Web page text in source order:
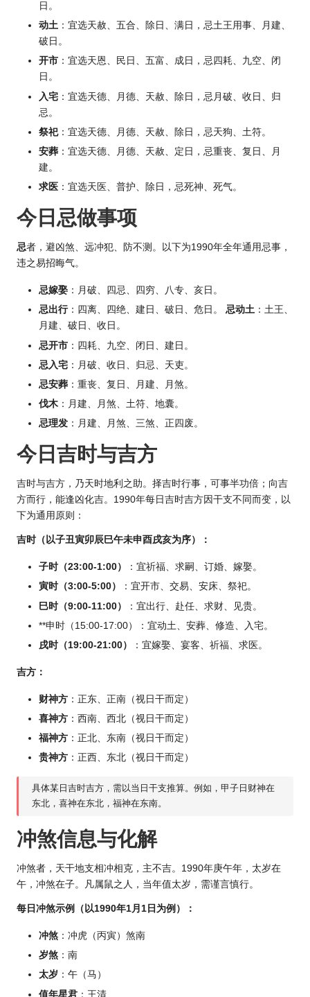
日。
动土 ：宜选天赦、五合、除日、满日，忌土王用事、月建、
破日。
开市 ：宜选天恩、民日、五富、成日，忌四耗、九空、闭
日。
入宅 ：宜选天德、月德、天赦、除日，忌月破、收日、归
忌。
祭祀：宜选天德、月德、天赦、除日，忌天狗、土符。
安葬 ：宜选天德、月德、天赦、定日，忌重丧、复日、月
建。
求医 ：宜选天医、普护、除日，忌死神、死气。
今日忌做事项
忌者，避凶煞、远冲犯、防不测。以下为1990年全年通用忌事，
违之易招晦气。
忌嫁娶 ：月破、四忌、四穷、八专、亥日。
忌出行：四离、四绝、建日、破日、危日。 忌动土 ：土王、
月建、破日、收日。
忌开市 ：四耗、九空、闭日、建日。
忌入宅 ：月破、收日、归忌、天吏。
忌安葬 ：重丧、复日、月建、月煞。
伐木 ：月建、月煞、土符、地囊。
忌理发 ：月建、月煞、三煞、正四废。
今日吉时与吉方
吉时与吉方，乃天时地利之助。择吉时行事，可事半功倍；向吉
方而行，能逢凶化吉。1990年每日吉时吉方因干支不同而变，以
下为通用原则：
吉时（以子丑寅卯辰巳午未申酉戌亥为序）：
子时（23:00-1:00）
：宜祈福、求嗣、订婚、嫁娶。
寅时（3:00-5:00）
：宜开市、交易、安床、祭祀。
巳时（9:00-11:00）
：宜出行、赴任、求财、见贵。
**申时（15:00-17:00）：宜动土、安葬、修造、入宅。
戌时（19:00-21:00）
：宜嫁娶、宴客、祈福、求医。
吉方：
财神方 ：正东、正南（视日干而定）
喜神方 ：西南、西北（视日干而定）
福神方 ：正北、东南（视日干而定）
贵神方 ：正西、东北（视日干而定）
具体某日吉时吉方，需以当日干支推算。例如，甲子日财神在
东北，喜神在东北，福神在东南。
冲煞信息与化解
冲煞者，天干地支相冲相克，主不吉。 1990年庚午年，太岁在
午，冲煞在子。凡属鼠之人，当年值太岁，需谨言慎行。
每日冲煞示例（以1990年1月1日为例）：
冲煞 ：冲虎（丙寅）煞南
岁煞 ：南
太岁 ：午（马）
值年星君 ：王清